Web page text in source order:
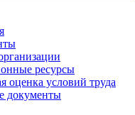
ресурсы
оценка условий труда
документы